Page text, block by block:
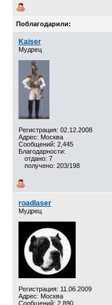
Поблагодарили:
Kaiser
Мудрец
Регистрация: 02.12.2008
Адрес: Москва
Сообщений: 2,445
Благодарности:
отдано: 7
получено: 203/198
roadlaser
Мудрец
Регистрация: 11.06.2009
Адрес: Москва
Сообщений: 2,890